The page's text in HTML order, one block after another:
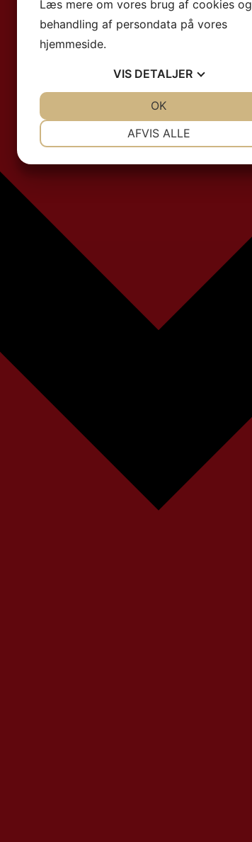
Læs mere om vores brug af cookies og
behandling af persondata på vores
hjemmeside.
VIS DETALJER
AFVIS ALLE
OK